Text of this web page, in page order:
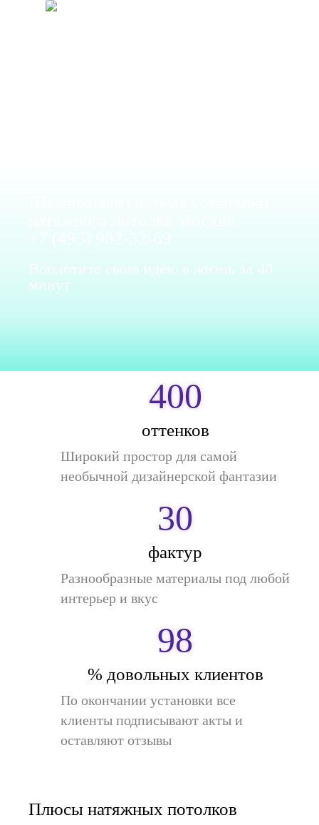
Воплотите свою идею в жизнь за 40
минут
400
оттенков
Широкий простор для самой
необычной дизайнерской фантазии
30
фактур
Разнообразные материалы под любой
интерьер и вкус
98
% довольных клиентов
По окончании установки все
клиенты подписывают акты и
оставляют отзывы
Плюсы натяжных потолков